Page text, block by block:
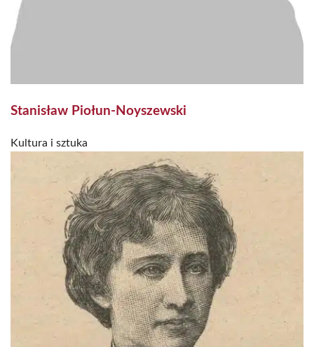
Stanisław Piołun-Noyszewski
Kultura i sztuka